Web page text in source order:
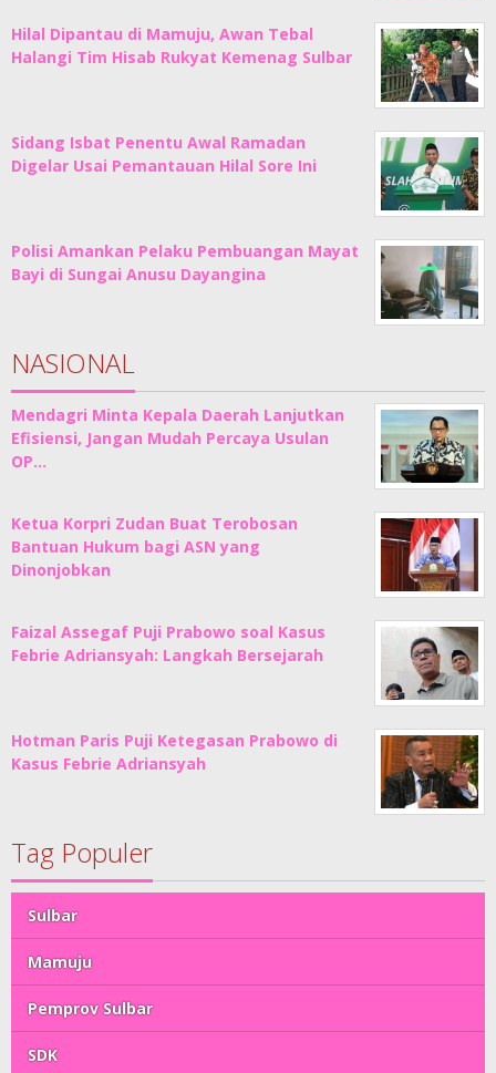
Hilal Dipantau di Mamuju, Awan Tebal
Halangi Tim Hisab Rukyat Kemenag Sulbar
Sidang Isbat Penentu Awal Ramadan
Digelar Usai Pemantauan Hilal Sore Ini
Polisi Amankan Pelaku Pembuangan Mayat
Bayi di Sungai Anusu Dayangina
NASIONAL
Mendagri Minta Kepala Daerah Lanjutkan
Efisiensi, Jangan Mudah Percaya Usulan
OP…
Ketua Korpri Zudan Buat Terobosan
Bantuan Hukum bagi ASN yang
Dinonjobkan
Faizal Assegaf Puji Prabowo soal Kasus
Febrie Adriansyah: Langkah Bersejarah
Hotman Paris Puji Ketegasan Prabowo di
Kasus Febrie Adriansyah
Tag Populer
Sulbar
Mamuju
Pemprov Sulbar
SDK